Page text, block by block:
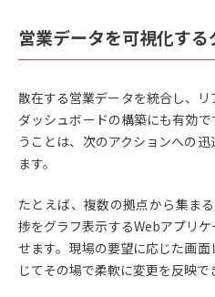
営業データを可視化す
散在する営業データを統合し、
ダッシュボードの構築にも有効
うことは、次のアクションへの
ます。
たとえば、複数の拠点から集ま
捗をグラフ表示するWebアプリ
せます。現場の要望に応じた画
じてその場で柔軟に変更を反映で